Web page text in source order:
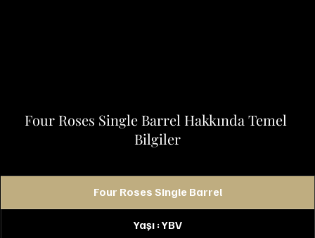
Four Roses Single Barrel Hakkında Temel
Bilgiler
Four Roses Single Barrel
Yaşı : YBV